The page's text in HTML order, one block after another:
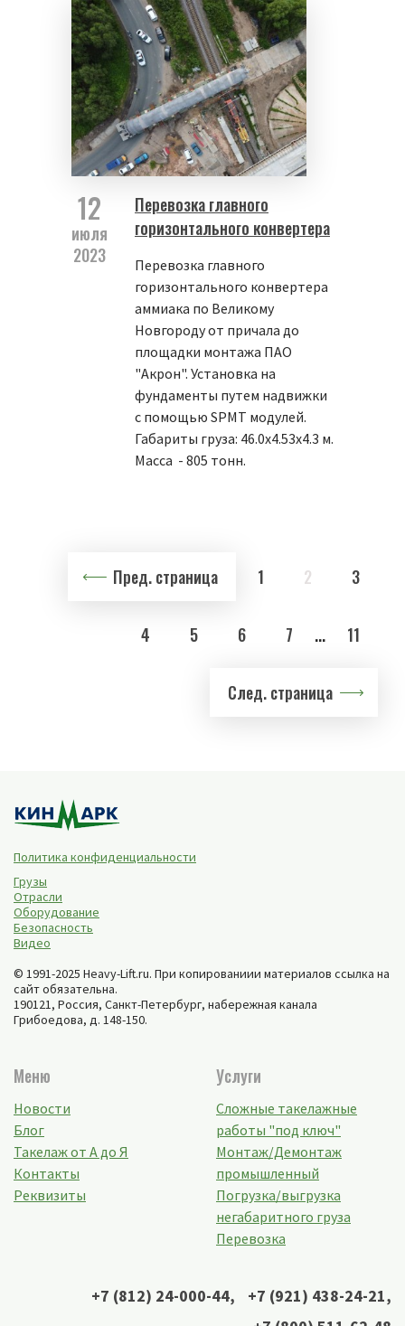
12
июля
2023
Перевозка главного
горизонтального конвертера
Перевозка главного
горизонтального конвертера
аммиака по Великому
Новгороду от причала до
площадки монтажа ПАО
"Акрон". Установка на
фундаменты путем надвижки
с помощью SPMT модулей.
Габариты груза: 46.0х4.53х4.3 м.
Масса - 805 тонн.
Пред. страница 1 2 3
4 5 6 7 ... 11
След. страница
Политика конфиденциальности
Грузы
Отрасли
Оборудование
Безопасность
Видео
© 1991-2025 Heavy-Lift.ru. При копированиии материалов ссылка на
сайт обязательна.
190121, Россия, Санкт-Петербург, набережная канала
Грибоедова, д. 148-150.
Меню
Новости
Блог
Такелаж от А до Я
Контакты
Реквизиты
Услуги
Сложные такелажные
работы "под ключ"
Монтаж/Демонтаж
промышленный
Погрузка/выгрузка
негабаритного груза
Перевозка
+7 (812) 24-000-44, +7 (921) 438-24-21,